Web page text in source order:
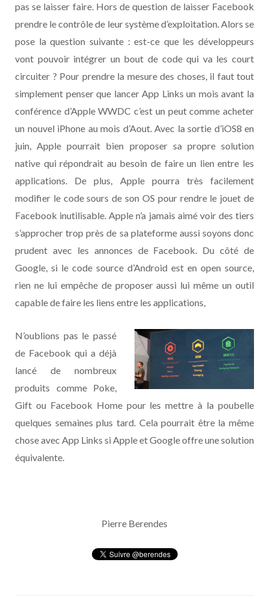
pas se laisser faire. Hors de question de laisser Facebook
prendre le contrôle de leur système d’exploitation. Alors se
pose la question suivante : est-ce que les développeurs
vont pouvoir intégrer un bout de code qui va les court
circuiter ? Pour prendre la mesure des choses, il faut tout
simplement penser que lancer App Links un mois avant la
conférence d’Apple WWDC c’est un peut comme acheter
un nouvel iPhone au mois d’Aout. Avec la sortie d’iOS8 en
juin, Apple pourrait bien proposer sa propre solution
native qui répondrait au besoin de faire un lien entre les
applications. De plus, Apple pourra très facilement
modifier le code sours de son OS pour rendre le jouet de
Facebook inutilisable. Apple n’a jamais aimé voir des tiers
s’approcher trop près de sa plateforme aussi soyons donc
prudent avec les annonces de Facebook. Du côté de
Google, si le code source d’Android est en open source,
rien ne lui empêche de proposer aussi lui même un outil
capable de faire les liens entre les applications,
N’oublions pas le passé
de Facebook qui a déjà
lancé de nombreux
produits comme Poke,
Gift ou Facebook Home pour les mettre à la poubelle
quelques semaines plus tard. Cela pourrait être la même
chose avec App Links si Apple et Google offre une solution
équivalente.
Pierre Berendes